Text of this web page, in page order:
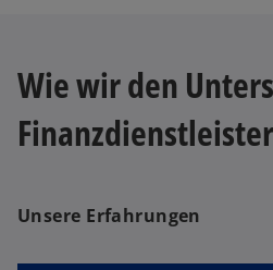
Wie wir den
Unsere Erfahrungen